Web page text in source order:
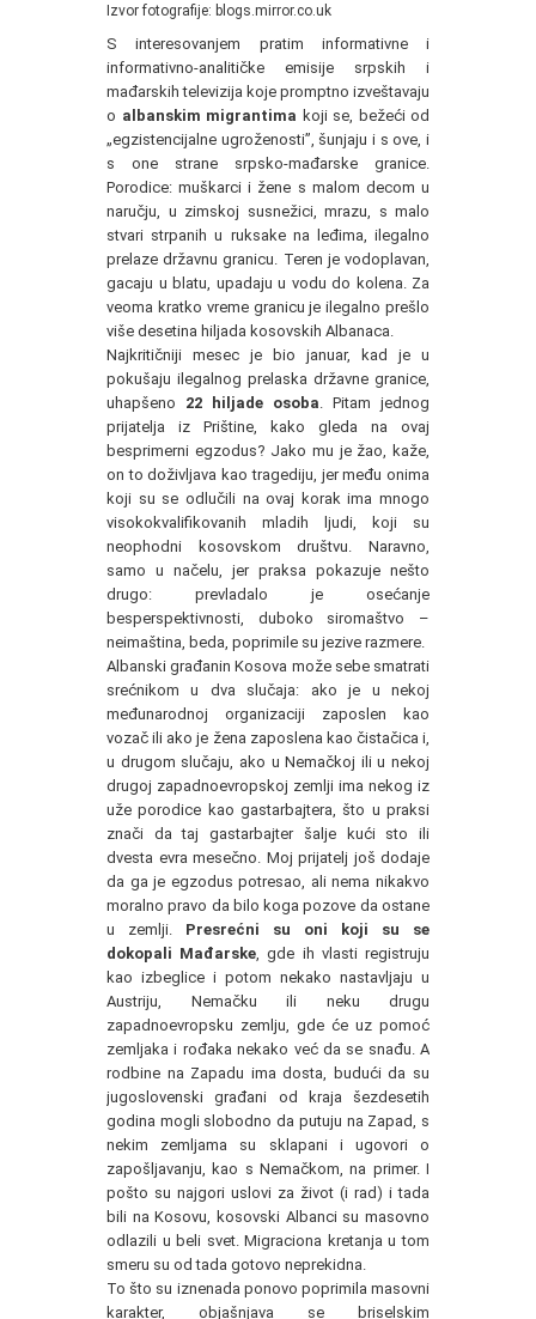
Izvor fotografije: blogs.mirror.co.uk
S interesovanjem pratim informativne i
informativno-analitičke emisije srpskih i
mađarskih televizija koje promptno izveštavaju
o albanskim migrantima koji se, bežeći od
„egzistencijalne ugroženosti”, šunjaju i s ove, i
s one strane srpsko-mađarske granice.
Porodice: muškarci i žene s malom decom u
naručju, u zimskoj susnežici, mrazu, s malo
stvari strpanih u ruksake na leđima, ilegalno
prelaze državnu granicu. Teren je vodoplavan,
gacaju u blatu, upadaju u vodu do kolena. Za
veoma kratko vreme granicu je ilegalno prešlo
više desetina hiljada kosovskih Albanaca.
Najkritičniji mesec je bio januar, kad je u
pokušaju ilegalnog prelaska državne granice,
uhapšeno 22 hiljade osoba . Pitam jednog
prijatelja iz Prištine, kako gleda na ovaj
besprimerni egzodus? Jako mu je žao, kaže,
on to doživljava kao tragediju, jer među onima
koji su se odlučili na ovaj korak ima mnogo
visokokvalifikovanih mladih ljudi, koji su
neophodni kosovskom društvu. Naravno,
samo u načelu, jer praksa pokazuje nešto
drugo: prevladalo je osećanje
besperspektivnosti, duboko siromaštvo –
neimaština, beda, poprimile su jezive razmere.
Albanski građanin Kosova može sebe smatrati
srećnikom u dva slučaja: ako je u nekoj
međunarodnoj organizaciji zaposlen kao
vozač ili ako je žena zaposlena kao čistačica i,
u drugom slučaju, ako u Nemačkoj ili u nekoj
drugoj zapadnoevropskoj zemlji ima nekog iz
uže porodice kao gastarbajtera, što u praksi
znači da taj gastarbajter šalje kući sto ili
dvesta evra mesečno. Moj prijatelj još dodaje
da ga je egzodus potresao, ali nema nikakvo
moralno pravo da bilo koga pozove da ostane
u zemlji. Presrećni su oni koji su se
dokopali Mađarske , gde ih vlasti registruju
kao izbeglice i potom nekako nastavljaju u
Austriju, Nemačku ili neku drugu
zapadnoevropsku zemlju, gde će uz pomoć
zemljaka i rođaka nekako već da se snađu. A
rodbine na Zapadu ima dosta, budući da su
jugoslovenski građani od kraja šezdesetih
godina mogli slobodno da putuju na Zapad, s
nekim zemljama su sklapani i ugovori o
zapošljavanju, kao s Nemačkom, na primer. I
pošto su najgori uslovi za život (i rad) i tada
bili na Kosovu, kosovski Albanci su masovno
odlazili u beli svet. Migraciona kretanja u tom
smeru su od tada gotovo neprekidna.
To što su iznenada ponovo poprimila masovni
karakter, objašnjava se briselskim